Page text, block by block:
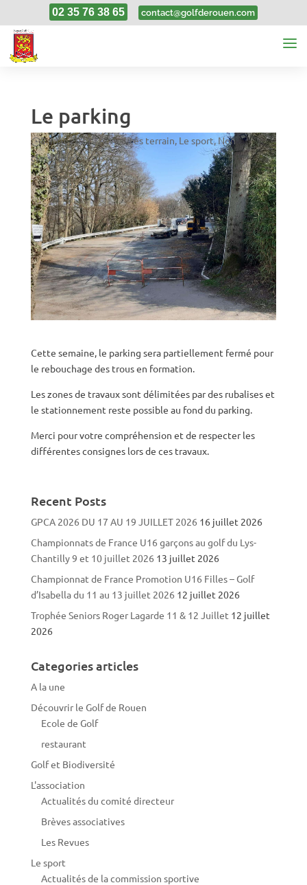
02 35 76 38 65 contact@golfderouen.com
Le parking
8, Mar, 2021|Actualités terrain, Le sport,Non
classifié(e)
Cette semaine, le parking sera partiellement fermé pour
le rebouchage des trous en formation.
Les zones de travaux sont délimitées par des rubalises et
le stationnement reste possible au fond du parking.
Merci pour votre compréhension et de respecter les
différentes consignes lors de ces travaux.
Recent Posts
GPCA 2026 DU 17 AU 19 JUILLET 2026 16 juillet 2026
Championnats de France U16 garçons au golf du Lys-
Chantilly 9 et 10 juillet 2026 13 juillet 2026
Championnat de France Promotion U16 Filles – Golf
d’Isabella du 11 au 13 juillet 2026 12 juillet 2026
Trophée Seniors Roger Lagarde 11 & 12 Juillet 12 juillet
2026
Categories articles
A la une
Découvrir le Golf de Rouen
Ecole de Golf
restaurant
Golf et Biodiversité
L'association
Actualités du comité directeur
Brèves associatives
Les Revues
Le sport
Actualités de la commission sportive